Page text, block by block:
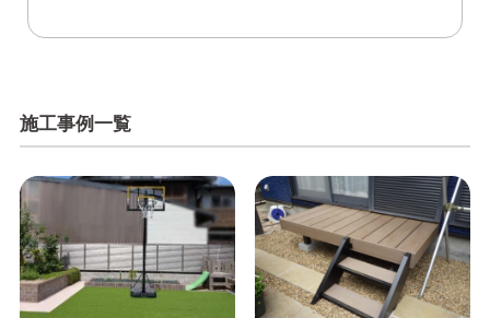
施工事例一覧